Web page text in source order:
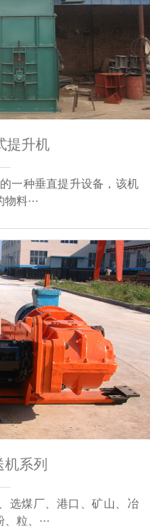
提升机
一种垂直提升设备，该机
料···
系列
选煤厂、港口、矿山、冶
粒、···